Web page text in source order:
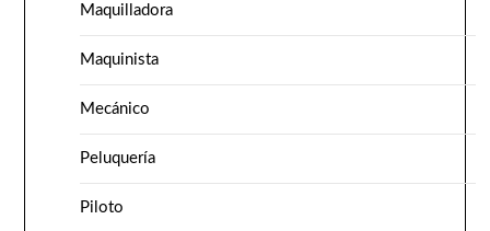
Maquilladora
Maquinista
Mecánico
Peluquería
Piloto